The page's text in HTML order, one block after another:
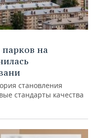
парков на
становления
стандарты качества